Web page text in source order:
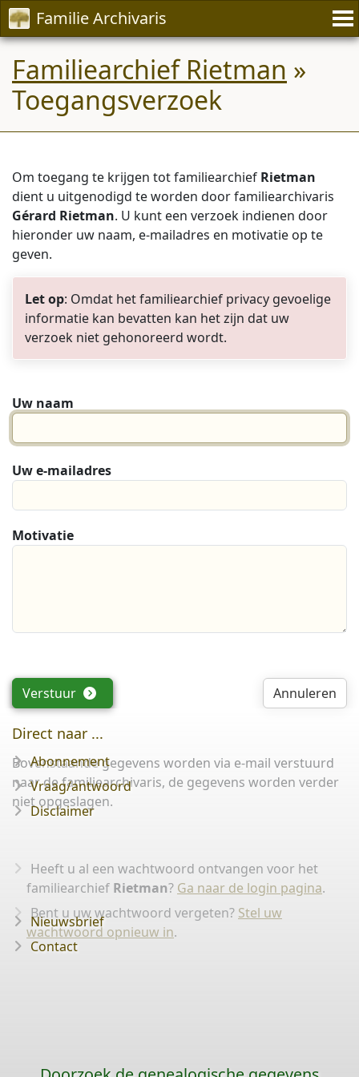
Familie Archivaris
Familiearchief Rietman »
Toegangsverzoek
Om toegang te krijgen tot familiearchief Rietman
dient u uitgenodigd te worden door familiearchivaris
Gérard Rietman. U kunt een verzoek indienen door
hieronder uw naam, e-mailadres en motivatie op te
geven.
Let op: Omdat het familiearchief privacy gevoelige
informatie kan bevatten kan het zijn dat uw
verzoek niet gehonoreerd wordt.
Uw naam
Uw e-mailadres
Motivatie
Verstuur Annuleren
Bovenstaande gegevens worden via e-mail verstuurd
naar de familiearchivaris, de gegevens worden verder
niet opgeslagen.
Heeft u al een wachtwoord ontvangen voor het
familiearchief Rietman? Ga naar de login pagina.
Bent u uw wachtwoord vergeten? Stel uw
wachtwoord opnieuw in.
Direct naar ...
Abonnement
Vraag/antwoord
Disclaimer
Nieuwsbrief
Contact